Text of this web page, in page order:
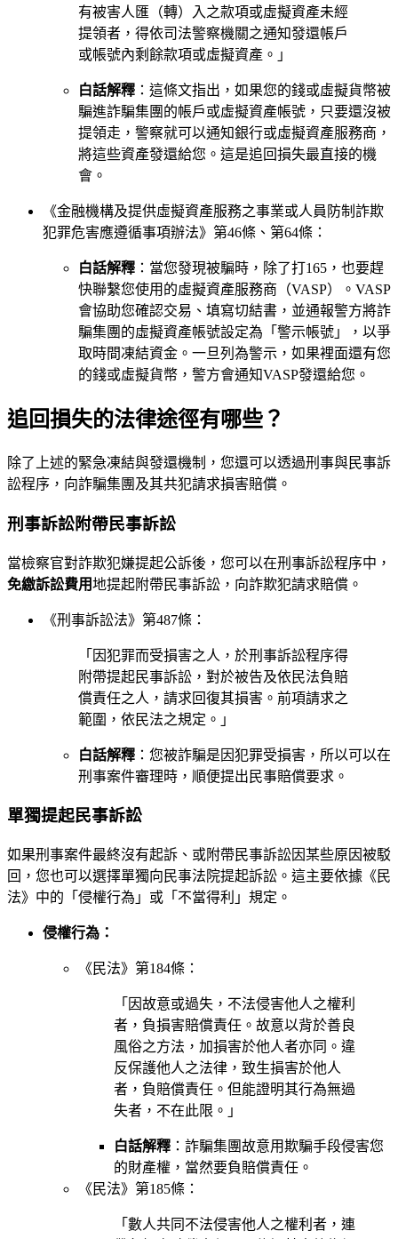
有被害人匯（轉）入之款項或虛擬資產未經
提領者，得依司法警察機關之通知發還帳戶
或帳號內剩餘款項或虛擬資產。」
白話解釋 ：這條文指出，如果您的錢或虛擬貨幣被
騙進詐騙集團的帳戶或虛擬資產帳號，只要還沒被
提領走，警察就可以通知銀行或虛擬資產服務商，
將這些資產發還給您。這是追回損失最直接的機
會。
《金融機構及提供虛擬資產服務之事業或人員防制詐欺
犯罪危害應遵循事項辦法》第46條、第64條：
白話解釋 ：當您發現被騙時，除了打165，也要趕
快聯繫您使用的虛擬資產服務商（VASP）。VASP
會協助您確認交易、填寫切結書，並通報警方將詐
騙集團的虛擬資產帳號設定為「警示帳號」，以爭
取時間凍結資金。一旦列為警示，如果裡面還有您
的錢或虛擬貨幣，警方會通知VASP發還給您。
追回損失的法律途徑有哪些？
除了上述的緊急凍結與發還機制，您還可以透過刑事與民事訴
訟程序，向詐騙集團及其共犯請求損害賠償。
刑事訴訟附帶民事訴訟
當檢察官對詐欺犯嫌提起公訴後，您可以在刑事訴訟程序中，
免繳訴訟費用地提起附帶民事訴訟，向詐欺犯請求賠償。
《刑事訴訟法》第487條：
「因犯罪而受損害之人，於刑事訴訟程序得
附帶提起民事訴訟，對於被告及依民法負賠
償責任之人，請求回復其損害。前項請求之
範圍，依民法之規定。」
白話解釋 ：您被詐騙是因犯罪受損害，所以可以在
刑事案件審理時，順便提出民事賠償要求。
單獨提起民事訴訟
如果刑事案件最終沒有起訴、或附帶民事訴訟因某些原因被駁
回，您也可以選擇單獨向民事法院提起訴訟。這主要依據《民
法》中的「侵權行為」或「不當得利」規定。
侵權行為：
《民法》第184條：
「因故意或過失，不法侵害他人之權利
者，負損害賠償責任。故意以背於善良
風俗之方法，加損害於他人者亦同。違
反保護他人之法律，致生損害於他人
者，負賠償責任。但能證明其行為無過
失者，不在此限。」
白話解釋 ：詐騙集團故意用欺騙手段侵害您
的財產權，當然要負賠償責任。
《民法》第185條：
「數人共同不法侵害他人之權利者，連